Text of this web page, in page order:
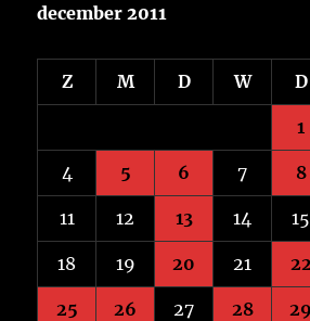
december 2011
Z M D W D
1
4 5 6 7 8
11 12 13 14 15
18 19 20 21
25 26 27 28 29